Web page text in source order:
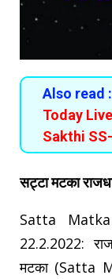
Also read :
Today
Sakthi
सट्टा मटका
Satta
22.2.2022:
मटका (Satta